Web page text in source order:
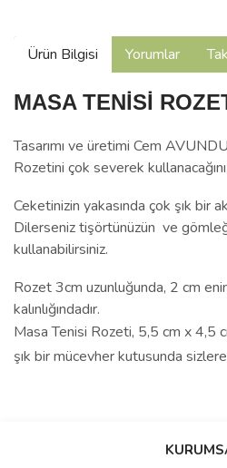
Ürün Bilgisi Yorumlar
MASA TENİSİ
Tasarımı ve üretimi Cem
Rozetini çok severek
Ceketinizin yakasında çok şık bir
Dilerseniztişörtünüzün ve
kullanabilirsiniz.
Rozet 3cm uzunluğunda, 2 cm
kalınlığındadır.
Masa Tenisi Rozeti, 5,5 cm x 4,5
şık bir mücevher kutusunda sizlere
Bu ürüne ilk